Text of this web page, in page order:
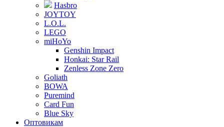
Hasbro
JOYTOY
L.O.L.
LEGO
miHoYo
Genshin Impact
Honkai: Star Rail
Zenless Zone Zero
Goliath
BOWA
Puremind
Card Fun
Blue Sky
Оптовикам